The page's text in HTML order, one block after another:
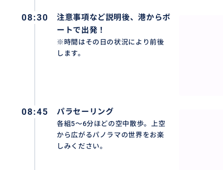
08:30
注意事項など説明後、港からボ
ートで出発！
※時間はその日の状況により前後
します。
08:45 パラセーリング
各組5～6分ほどの空中散歩。上空
から広がるパノラマの世界をお楽
しみください。